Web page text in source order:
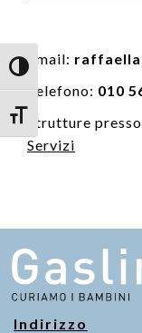
Attiva/disattiva alto
Attiva/disattiva
Email:
Telefono: 010
Strutture
Servizi
Indirizzo